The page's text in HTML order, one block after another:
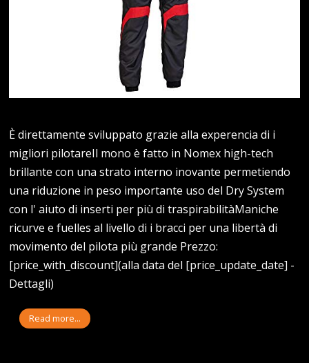
È direttamente sviluppato grazie alla experencia di i
migliori pilotareIl mono è fatto in Nomex high-tech
brillante con una strato interno inovante permetiendo
una riduzione in peso importante uso del Dry System
con l' aiuto di inserti per più di traspirabilitàManiche
ricurve e fuelles al livello di i bracci per una libertà di
movimento del pilota più grande Prezzo:
[price_with_discount](alla data del [price_update_date] -
Dettagli)
Read more...